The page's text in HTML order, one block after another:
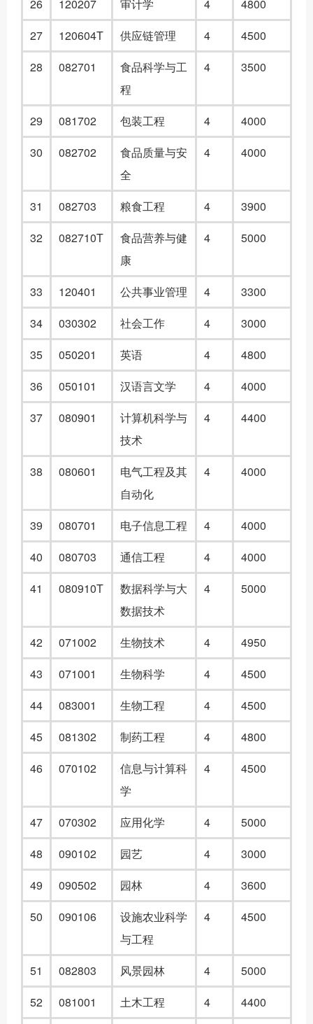
26 120207 审计学 4
4800
27 120604T 供应链管理 4
4500
28
082701
食品科学与工
程
4 3500
29 081702 包装工程 4
4000
30
082702
食品质量与安
全
4 4000
31 082703 粮食工程 4
3900
32 082710T
食品营养与健
康
4 5000
33 120401 公共事业管理 4
3300
34 030302 社会工作 4
3000
35 050201 英语 4
4800
36 050101 汉语言文学 4
4000
37 080901
计算机科学与
技术
4 4400
38 080601
电气工程及其
自动化
4 4000
39 080701 电子信息工程 4
4000
40 080703 通信工程 4
4000
41 080910T
数据科学与大
数据技术
4 5000
42 071002 生物技术 4
4950
43 071001 生物科学 4
4500
44 083001 生物工程 4
4500
45 081302 制药工程 4
4800
46 070102
信息与计算科
学
4 4500
47 070302 应用化学 4
5000
48 090102 园艺 4
3000
49
090502 园林 4
3600
50 090106
设施农业科学
与工程
4 4500
51 082803 风景园林 4
5000
52 081001 土木工程 4
4400